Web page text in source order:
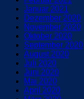
Januar 2021
Dezember 2020
November 2020
Oktober 2020
September 2020
August 2020
Juli 2020
Juni 2020
Mai 2020
April 2020